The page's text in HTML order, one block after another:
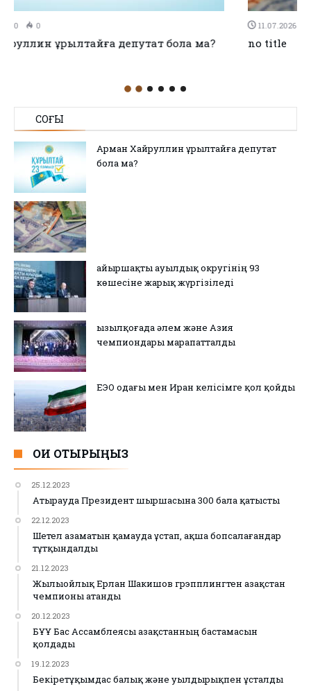
11.07.2026
no title
СОҢҒЫ
Арман Хайруллин Құрылтайға депутат
бола ма?
Қайыршақты ауылдық округінің 93
көшесіне жарық жүргізіледі
Қызылқоғада әлем және Азия
чемпиондары марапатталды
ЕЭО одағы мен Иран келісімге қол қойды
ОҚИ ОТЫРЫҢЫЗ
25.12.2023
Атырауда Президент шыршасына 300 бала қатысты
22.12.2023
Шетел азаматын қамауда ұстап, ақша бопсалағандар
тұтқындалды
21.12.2023
Жылыойлық Ерлан Шакишов грэпплингтен Қазақстан
чемпионы атанды
20.12.2023
БҰҰ Бас Ассамблеясы Қазақстанның бастамасын
қолдады
19.12.2023
Бекіретұқымдас балық және уылдырықпен ұсталды